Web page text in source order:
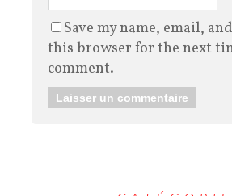
Save my name, email,
this browser for the next
comment.